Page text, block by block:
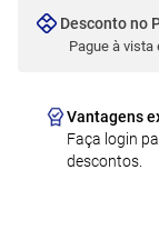
Desconto no
Pague à vista
Vantagens
Faça login
descontos.